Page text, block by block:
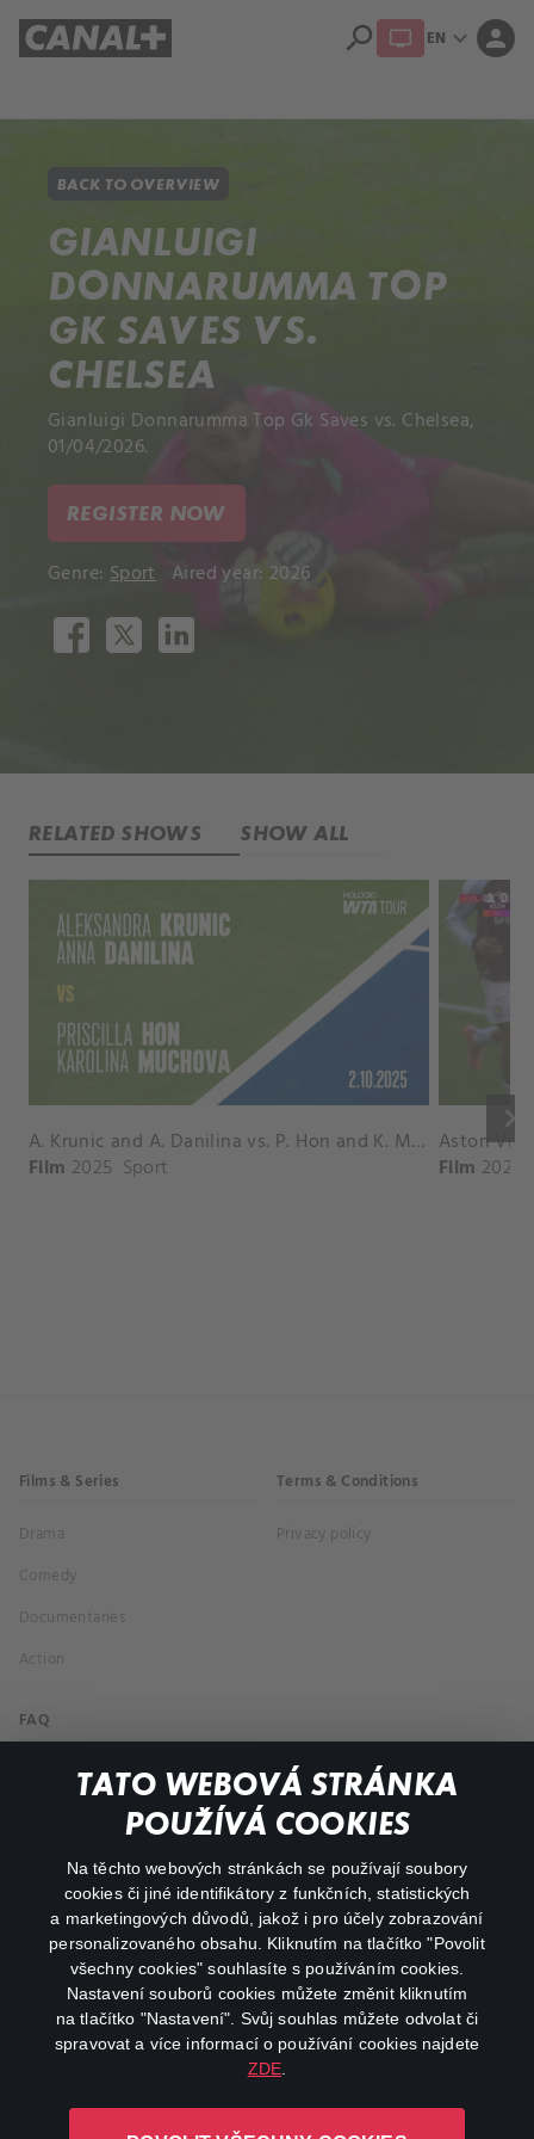
TATO WEBOVÁ STRÁNKA
POUŽÍVÁ COOKIES
Na těchto webových stránkách se používají soubory
cookies či jiné identifikátory z funkčních, statistických
a marketingových důvodů, jakož i pro účely zobrazování
personalizovaného obsahu. Kliknutím na tlačítko "Povolit
všechny cookies" souhlasíte s používáním cookies.
Nastavení souborů cookies můžete změnit kliknutím
na tlačítko "Nastavení". Svůj souhlas můžete odvolat či
spravovat a více informací o používání cookies najdete
ZDE
search EN expand_more person
BACK TO OVERVIEW
GIANLUIGI
DONNARUMMA TOP
GK SAVES VS.
CHELSEA
Gianluigi Donnarumma Top Gk Saves vs. Chelsea,
01/04/2026.
REGISTER NOW
Genre: Sport Aired year: 2026
RELATED SHOWS SHOW ALL
keyboard_arrow_right
A. Krunic and A. Danilina vs. P. Hon and K. Muchova Match Highlights - BEIJING_Capital Group Diamond ( October 02, 2025)
Film 2025 Sport Film 2026
Films & Series
Drama
Comedy
Documentaries
Action
Terms & Conditions
Privacy policy
FAQ
My profile
facebookinstagram
youtube